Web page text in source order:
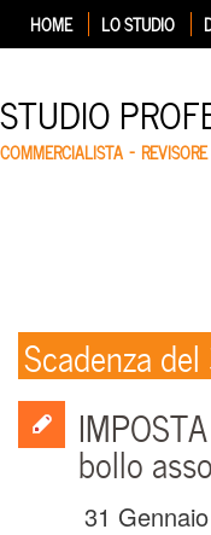
HOME LO STUDIO
STUDIO
COMMERCIALISTA –
Scadenza
bollo
31